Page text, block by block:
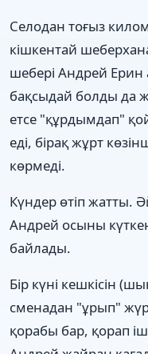
Селодан тоғыз
кішкентай
шебері Андрей
бақсыдай болды да
етсе "құрдымдап"
еді, бірақ жұрт
көрмеді.
Күндер өтіп жатты.
Андрей осыны
байлады.
Бір күні кешкісін
сменадан "ұрып"
қорабы бар, қорап